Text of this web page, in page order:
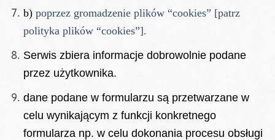
b) poprzez gromadzenie plików “cookies” [patrz
polityka plików “cookies”].
Serwis zbiera informacje dobrowolnie podane
przez użytkownika.
dane podane w formularzu są przetwarzane w
celu wynikającym z funkcji konkretnego
formularza np. w celu dokonania procesu obsługi